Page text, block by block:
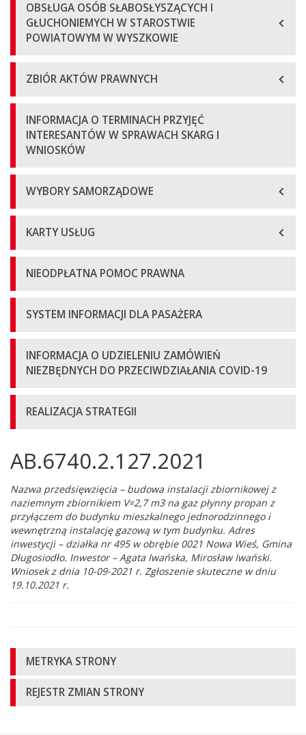
OBSŁUGA OSÓB SŁABOSŁYSZĄCYCH I
GŁUCHONIEMYCH W STAROSTWIE
POWIATOWYM W WYSZKOWIE
ZBIÓR AKTÓW PRAWNYCH
INFORMACJA O TERMINACH PRZYJĘĆ
INTERESANTÓW W SPRAWACH SKARG I
WNIOSKÓW
WYBORY SAMORZĄDOWE
KARTY USŁUG
NIEODPŁATNA POMOC PRAWNA
SYSTEM INFORMACJI DLA PASAŻERA
INFORMACJA O UDZIELENIU ZAMÓWIEŃ
NIEZBĘDNYCH DO PRZECIWDZIAŁANIA COVID-19
REALIZACJA STRATEGII
Główna
treść
strony
AB.6740.2.127.2021
Nazwa przedsięwzięcia – budowa instalacji zbiornikowej z
naziemnym zbiornikiem V=2,7 m3 na gaz płynny propan z
przyłączem do budynku mieszkalnego jednorodzinnego i
wewnętrzną instalację gazową w tym budynku. Adres
inwestycji – działka nr 495 w obrębie 0021 Nowa Wieś, Gmina
Długosiodło. Inwestor – Agata Iwańska, Mirosław Iwański.
Wniosek z dnia 10-09-2021 r. Zgłoszenie skuteczne w dniu
19.10.2021 r.
Informacje
o
stronie
METRYKA STRONY
REJESTR ZMIAN STRONY